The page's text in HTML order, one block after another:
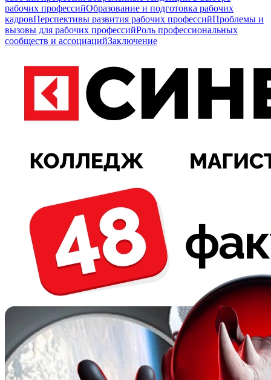
рабочих профессийОбразование и подготовка рабочих
кадровПерспективы развития рабочих профессийПроблемы и
вызовы для рабочих профессийРоль профессиональных
сообществ и ассоциацийЗаключение